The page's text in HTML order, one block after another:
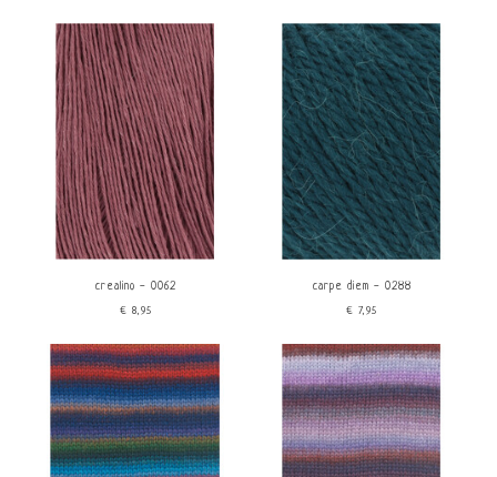
crealino - 0062
€8,95
carpe diem - 0288
€7,95